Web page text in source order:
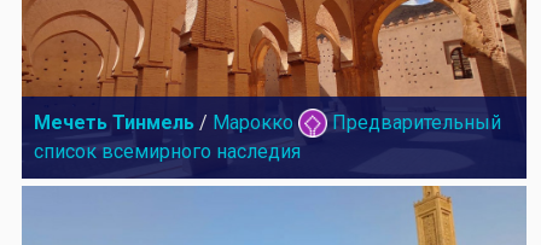
Мечеть Тинмель / Марокко
Предварительный
список всемирного наследия